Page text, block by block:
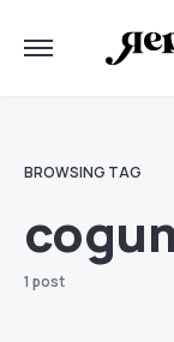
BROWSING TAG
1 post